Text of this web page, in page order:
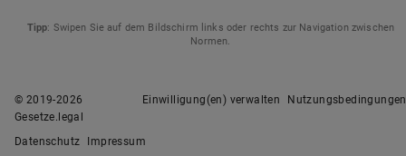
Tipp: Swipen Sie auf dem Bildschirm links oder rechts zur Navigation zwischen
Normen.
© 2019-2026
Gesetze.legal
Einwilligung(en) verwalten Nutzungsbedingungen
Datenschutz Impressum